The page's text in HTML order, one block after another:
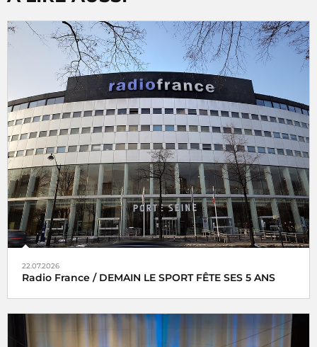
22.07.2026
Radio France / DEMAIN LE SPORT FÊTE SES 5 ANS